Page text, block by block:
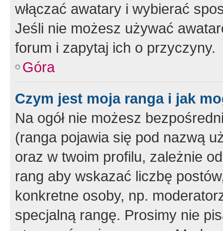
włączać awatary i wybierać
Jeśli nie możesz używać
forum i zapytaj ich o przyczyny.
Góra
Czym jest moja ranga i jak
Na ogół nie możesz
(ranga pojawia się pod nazwą
oraz w twoim profilu, zależnie
rang aby wskazać liczbę
konkretne osoby, np.
specjalną rangę. Prosimy nie